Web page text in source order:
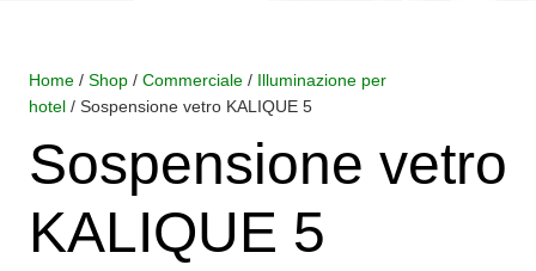
Home / Shop / Commerciale / Illuminazione per
hotel / Sospensione vetro KALIQUE 5
Sospensione vetro
KALIQUE 5